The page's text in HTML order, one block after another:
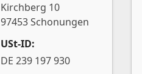
Kirchberg 10
97453 Schonungen
USt-ID:
DE 239 197 930